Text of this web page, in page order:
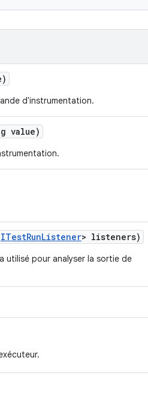
d'instrumentation.
value)
ITestRunListener> listeners)
utilisé pour analyser la sortie de